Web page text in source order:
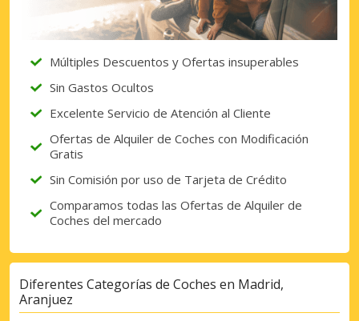
Múltiples Descuentos y Ofertas insuperables
Sin Gastos Ocultos
Excelente Servicio de Atención al Cliente
Ofertas de Alquiler de Coches con Modificación
Gratis
Sin Comisión por uso de Tarjeta de Crédito
Comparamos todas las Ofertas de Alquiler de
Coches del mercado
Diferentes Categorías de Coches en Madrid,
Aranjuez